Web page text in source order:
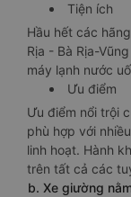
Tiện ích
Hầu hết các
Rịa - Bà Rịa-
máy lạnh nước
Ưu điểm
Ưu điểm nổi trội
phù hợp với
linh hoạt. Hành
trên tất cả các
b. Xe giường